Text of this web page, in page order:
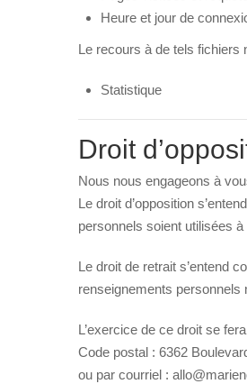
Heure et jour de
Le recours à de tels fichiers
Statistique
Droit
Nous nous engageons à
Le droit d’opposition
personnels soient utilisées
Le droit de retrait s’entend
renseignements personnels
L’exercice de ce droit se
Code postal : 6362
ou par courriel :